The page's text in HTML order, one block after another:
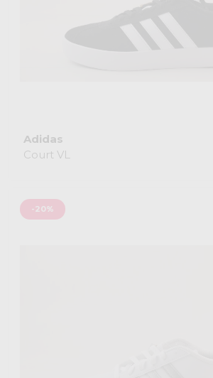
Adidas
Court VL
-20%